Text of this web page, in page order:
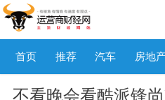
首页 推荐 汽车 房地
不看晚会看酷派锋